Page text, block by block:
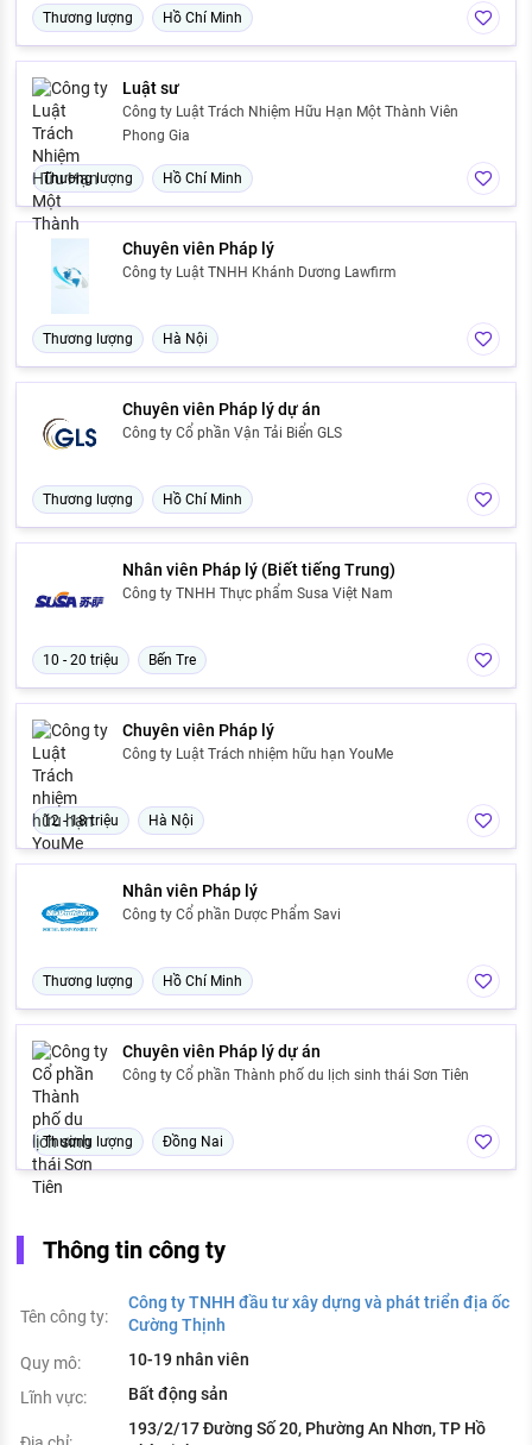
Thương lượng Hồ Chí Minh
Luật sư
Công ty Luật Trách Nhiệm Hữu Hạn Một Thành Viên
Phong Gia
Thương lượng Hồ Chí Minh
Chuyên viên Pháp lý
Công ty Luật TNHH Khánh Dương Lawfirm
Thương lượng Hà Nội
Chuyên viên Pháp lý dự án
Công ty Cổ phần Vận Tải Biển GLS
Thương lượng Hồ Chí Minh
Nhân viên Pháp lý (Biết tiếng Trung)
Công ty TNHH Thực phẩm Susa Việt Nam
10 - 20 triệu Bến Tre
Chuyên viên Pháp lý
Công ty Luật Trách nhiệm hữu hạn YouMe
12 - 18 triệu Hà Nội
Nhân viên Pháp lý
Công ty Cổ phần Dược Phẩm Savi
Thương lượng Hồ Chí Minh
Chuyên viên Pháp lý dự án
Công ty Cổ phần Thành phố du lịch sinh thái Sơn Tiên
Thương lượng Đồng Nai
Thông tin công ty
Tên công ty:
Công ty TNHH đầu tư xây dựng và phát triển địa ốc
Cường Thịnh
Quy mô:
10-19 nhân viên
Lĩnh vực:
Bất động sản
193/2/17 Đường Số 20, Phường An Nhơn, TP Hồ